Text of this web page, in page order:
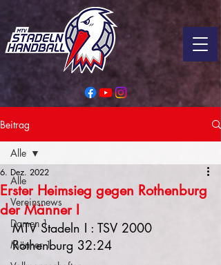
Beitrag
Alle
Vereinsnews
Damen 1
Männer 1
Alle
Erster Heimsieg gegen Rothenburg
der Männer I
6. Dez. 2022
MTV Stadeln I : TSV 2000
Rothenburg 32:24